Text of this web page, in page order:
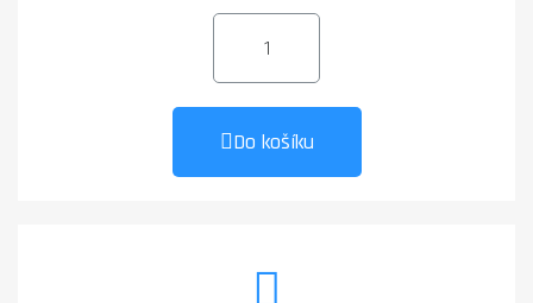
Do košíku